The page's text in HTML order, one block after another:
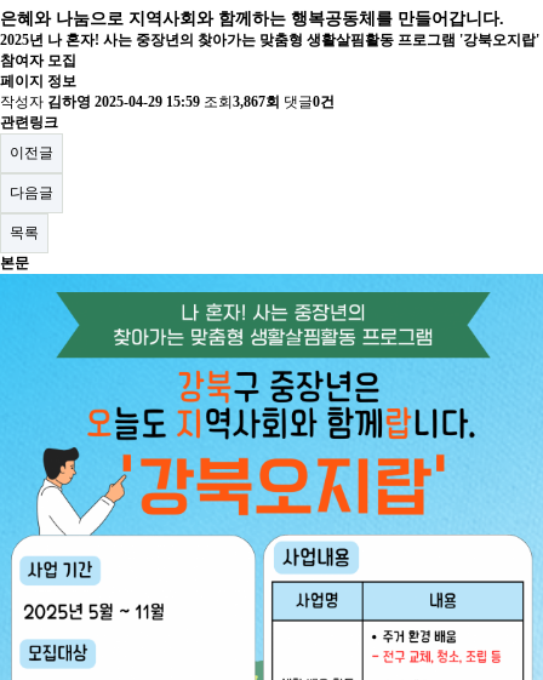
은혜와 나눔으로 지역사회와 함께하는 행복공동체를 만들어갑니다.
2025년 나 혼자! 사는 중장년의 찾아가는 맞춤형 생활살핌활동 프로그램 '강북오지랍'
참여자 모집
페이지 정보
작성자 김하영 2025-04-29 15:59 조회 3,867회 댓글0건
관련링크
이전글
다음글
목록
본문